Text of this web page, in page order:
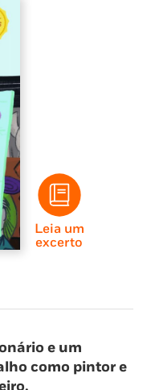
Leia um
excerto
e um
como pintor e